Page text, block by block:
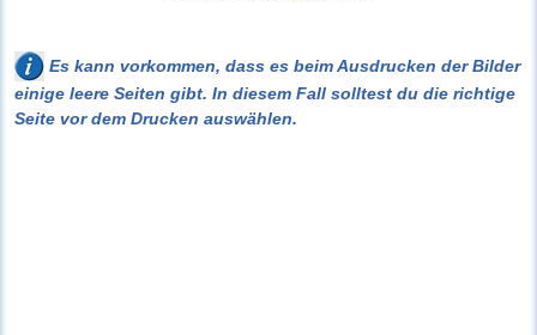
Es kann vorkommen, dass es beim Ausdrucken der Bilder
einige leere Seiten gibt. In diesem Fall solltest du die richtige
Seite vor dem Drucken auswählen.